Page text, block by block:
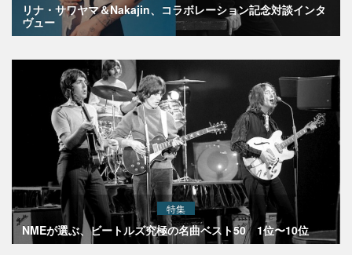
リナ・サワヤマ＆Nakajin、コラボレーション記念対談インタ
ヴュー
特集
NMEが選ぶ、ビートルズ究極の名曲ベスト50 1位〜10位